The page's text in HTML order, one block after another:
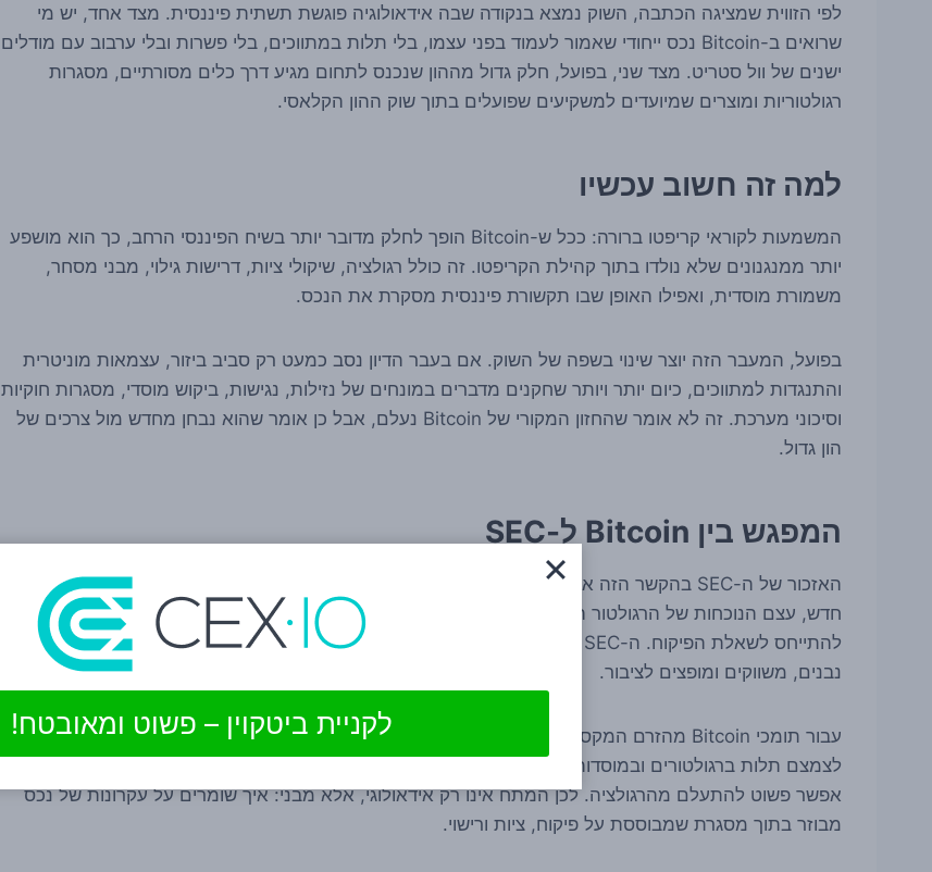
לפי הזווית שמציגה הכתבה, השוק נמצא בנקודה שבה אידאולוגיה פוגשת תשתית פיננסית. מצד אחד, יש מי
שרואים ב-Bitcoin נכס ייחודי שאמור לעמוד בפני עצמו, בלי תלות במתווכים, בלי פשרות ובלי ערבוב עם מודלים
ישנים של וול סטריט. מצד שני, בפועל, חלק גדול מההון שנכנס לתחום מגיע דרך כלים מסורתיים, מסגרות
רגולטוריות ומוצרים שמיועדים למשקיעים שפועלים בתוך שוק ההון הקלאסי.
למה זה חשוב עכשיו
המשמעות לקוראי קריפטו ברורה: ככל ש-Bitcoin הופך לחלק מדובר יותר בשיח הפיננסי הרחב, כך הוא מושפע
יותר ממנגנונים שלא נולדו בתוך קהילת הקריפטו. זה כולל רגולציה, שיקולי ציות, דרישות גילוי, מבני מסחר,
משמורת מוסדית, ואפילו האופן שבו תקשורת פיננסית מסקרת את הנכס.
בפועל, המעבר הזה יוצר שינוי בשפה של השוק. אם בעבר הדיון נסב כמעט רק סביב ביזור, עצמאות מוניטרית
והתנגדות למתווכים, כיום יותר ויותר שחקנים מדברים במונחים של נזילות, נגישות, ביקוש מוסדי, מסגרות חוקיות
וסיכוני מערכת. זה לא אומר שהחזון המקורי של Bitcoin נעלם, אבל כן אומר שהוא נבחן מחדש מול צרכים של
הון גדול.
המפגש בין Bitcoin ל-SEC
האזכור של ה-SEC בהקשר הזה אינו מקרי. גם כאשר אין בכתבת המקור קביעה חד-משמעית על צעד רגולטורי
חדש, עצם הנוכחות של הרגולטור האמריקאי בשיח מדגישה את המציאות: קשה לדבר כיום על שוק הקריפטו בלי
להתייחס לשאלת הפיקוח. ה-SEC משפיע, ישירות או בעקיפין, על הדרך שבה מוצרים פיננסיים מבוססי קריפטו
נבנים, משווקים ומופצים לציבור.
עבור תומכי Bitcoin מהזרם המקסימליסטי, זו לעיתים נקודת חיכוך. הגישה הזו רואה ב-Bitcoin מערכת שאמורה
לצמצם תלות ברגולטורים ובמוסדות מרכזיים. אבל בשוק ההון, במיוחד כשמדובר בהון מוסדי ובהפצה רחבה, אי
אפשר פשוט להתעלם מהרגולציה. לכן המתח אינו רק אידאולוגי, אלא מבני: איך שומרים על עקרונות של נכס
מבוזר בתוך מסגרת שמבוססת על פיקוח, ציות ורישוי.
לקניית ביטקוין – פשוט ומאובטח!